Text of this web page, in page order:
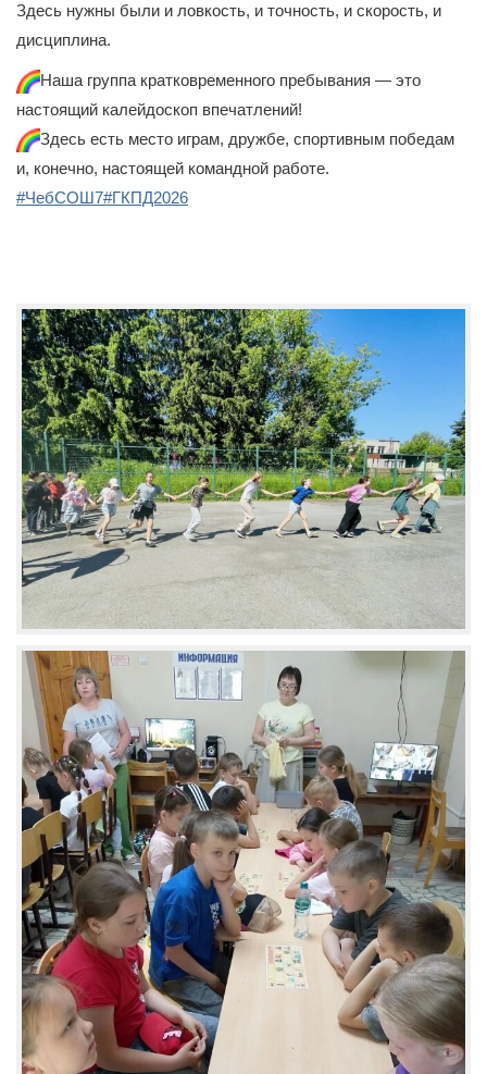
Здесь нужны были и ловкость, и точность, и скорость, и
дисциплина.
Наша группа кратковременного пребывания — это
настоящий калейдоскоп впечатлений!
Здесь есть место играм, дружбе, спортивным победам
и, конечно, настоящей командной работе.
#ЧебСОШ7#ГКПД2026